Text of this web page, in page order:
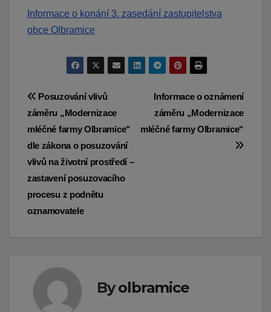
Informace o konání 3. zasedání zastupitelstva
obce Olbramice
Navigace
pro
příspěvek
Informace o oznámení
záměru „Modernizace
mléčné farmy Olbramice“
Posuzování vlivů
záměru „Modernizace
mléčné farmy Olbramice“
dle zákona o posuzování
vlivů na životní prostředí –
zastavení posuzovacího
procesu z podnětu
oznamovatele
Byolbramice